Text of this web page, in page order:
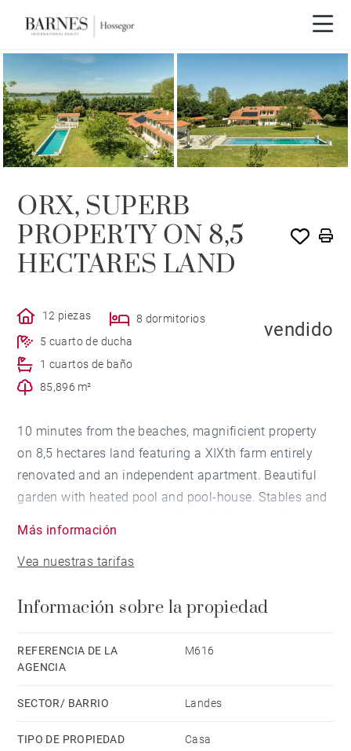
VENDIDO POR BARNES
ORX, SUPERB
PROPERTY ON 8,5
HECTARES LAND
12 piezas
8 dormitorios
5 cuarto de ducha
1 cuartos de baño
85,896 m²
vendido
10 minutes from the beaches, magnificient property
on 8,5 hectares land featuring a XIXth farm entirely
renovated and an independent apartment. Beautiful
garden with heated pool and pool-house. Stables and
Más información
Vea nuestras tarifas
Información sobre la propiedad
REFERENCIA DE LA
AGENCIA
M616
SECTOR/ BARRIO Landes
TIPO DE PROPIEDAD Casa